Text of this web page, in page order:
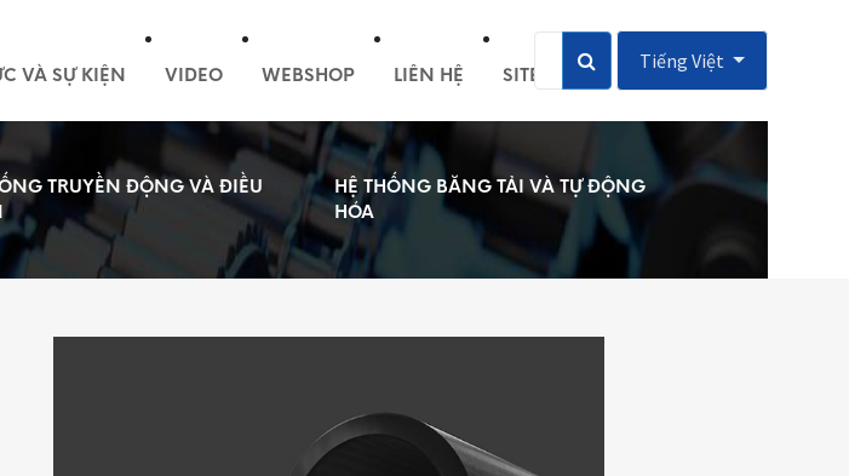
VÀ SỰ KIỆN VIDEO WEBSHOP LIÊN HỆ SITEMAP
Tiếng Việt
TRUYỀN ĐỘNG VÀ ĐIỀU
HỆ THỐNG BĂNG TẢI VÀ TỰ ĐỘNG
HÓA